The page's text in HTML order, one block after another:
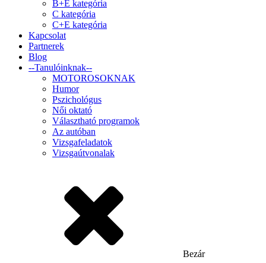
B+E kategória
C kategória
C+E kategória
Kapcsolat
Partnerek
Blog
--Tanulóinknak--
MOTOROSOKNAK
Humor
Pszichológus
Női oktató
Választható programok
Az autóban
Vizsgafeladatok
Vizsgaútvonalak
Bezár